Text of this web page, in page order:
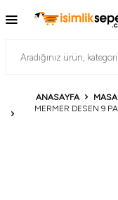
ANASAYFA MASA
MERMER DESEN 9